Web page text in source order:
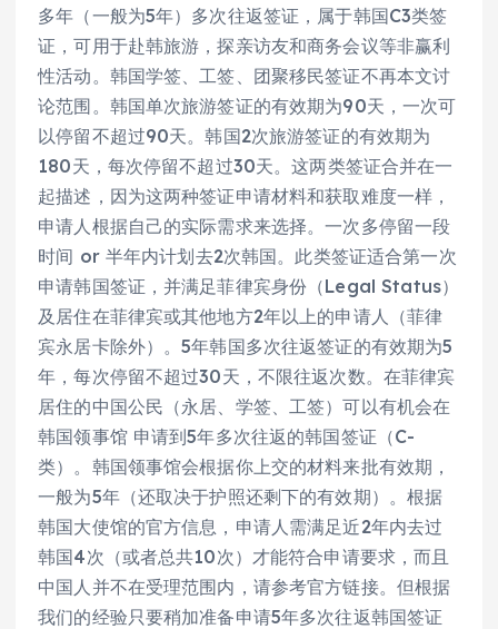
多年（一般为5年）多次往返签证，属于韩国C3类签
证，可用于赴韩旅游，探亲访友和商务会议等非赢利
性活动。韩国学签、工签、团聚移民签证不再本文讨
论范围。韩国单次旅游签证的有效期为90天，一次可
以停留不超过90天。韩国2次旅游签证的有效期为
180天，每次停留不超过30天。这两类签证合并在一
起描述，因为这两种签证申请材料和获取难度一样，
申请人根据自己的实际需求来选择。一次多停留一段
时间 or 半年内计划去2次韩国。此类签证适合第一次
申请韩国签证，并满足菲律宾身份（Legal Status）
及居住在菲律宾或其他地方2年以上的申请人（菲律
宾永居卡除外）。5年韩国多次往返签证的有效期为5
年，每次停留不超过30天，不限往返次数。在菲律宾
居住的中国公民（永居、学签、工签）可以有机会在
韩国领事馆 申请到5年多次往返的韩国签证（C-
类）。韩国领事馆会根据你上交的材料来批有效期，
一般为5年（还取决于护照还剩下的有效期）。根据
韩国大使馆的官方信息，申请人需满足近2年内去过
韩国4次（或者总共10次）才能符合申请要求，而且
中国人并不在受理范围内，请参考官方链接。但根据
我们的经验只要稍加准备申请5年多次往返韩国签证